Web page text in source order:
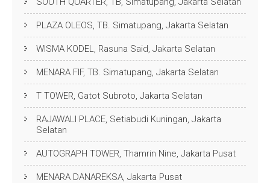
PLAZA OLEOS, TB. Simatupang, Jakarta Selatan
WISMA KODEL, Rasuna Said, Jakarta Selatan
MENARA FIF, TB. Simatupang, Jakarta Selatan
T TOWER, Gatot Subroto, Jakarta Selatan
RAJAWALI PLACE, Setiabudi Kuningan, Jakarta
Selatan
AUTOGRAPH TOWER, Thamrin Nine, Jakarta Pusat
MENARA DANAREKSA, Jakarta Pusat